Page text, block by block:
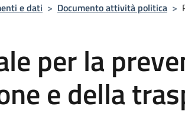
e dati > Documento attività politica >
per la
e della